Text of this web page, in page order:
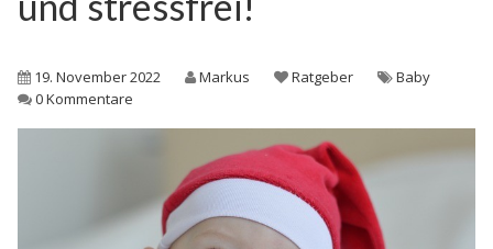
Witze
19. November 2022 Markus Ratgeber
Baby
0 Kommentare